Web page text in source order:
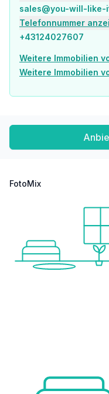
sales@you-will-like-
Telefonnummer
+43124027607
Weitere Immobilien
Weitere Immobilien
FotoMix